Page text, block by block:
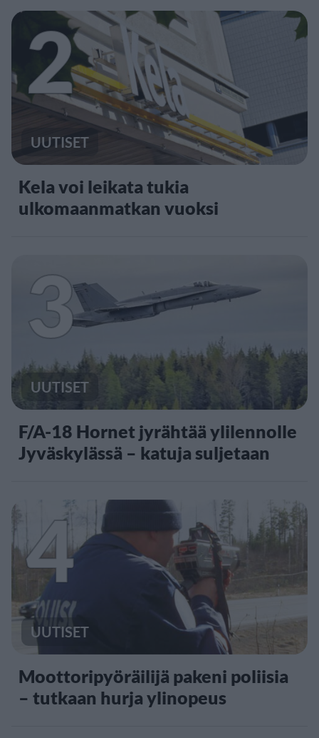
2
UUTISET
Kela voi leikata tukia
ulkomaanmatkan vuoksi
3
UUTISET
F/A-18 Hornet jyrähtää ylilennolle
Jyväskylässä – katuja suljetaan
4
UUTISET
Moottoripyöräilijä pakeni poliisia
– tutkaan hurja ylinopeus